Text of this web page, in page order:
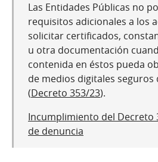
Las Entidades Públicas no
requisitos adicionales a los
solicitar certificados,
u otra documentación
contenida en éstos pueda
de medios digitales
(Decreto 353/23).
Incumplimiento del Decreto
de denuncia